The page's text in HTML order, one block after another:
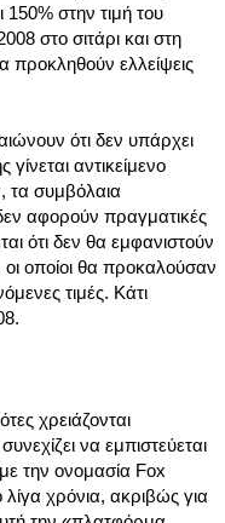
στην τιμή του
στo σιτάρι και στη
προκληθούν ελλείψεις
ότι δεν υπάρχει
αντικείμενο
τα συμβόλαια
αφορούν πραγματικές
ότι δεν θα εμφανιστούν
οποίοι θα προκαλούσαν
τιμές. Κάτι
χρειάζονται
να εμπιστεύεται
την ονομασία Fox
χρόνια, ακριβώς για